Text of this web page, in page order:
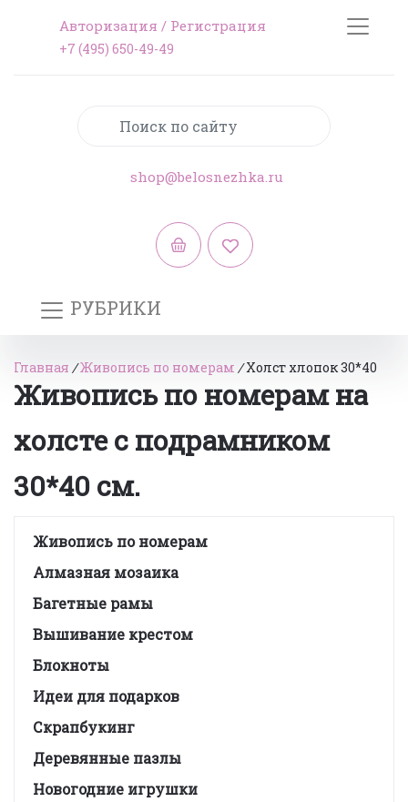
Авторизация / Регистрация
+7 (495) 650-49-49
shop@belosnezhka.ru
РУБРИКИ
Главная /Живопись по номерам /Холст хлопок 30*40
Живопись по номерам на
холсте с подрамником
30*40 см.
Живопись по номерам
Алмазная мозаика
Багетные рамы
Вышивание крестом
Блокноты
Идеи для подарков
Скрапбукинг
Деревянные пазлы
Новогодние игрушки